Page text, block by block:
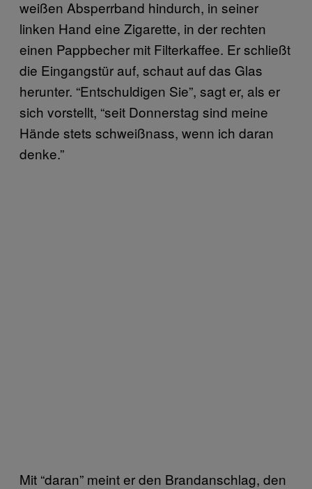
weißen Absperrband hindurch, in seiner
linken Hand eine Zigarette, in der rechten
einen Pappbecher mit Filterkaffee. Er schließt
die Eingangstür auf, schaut auf das Glas
herunter. “Entschuldigen Sie”, sagt er, als er
sich vorstellt, “seit Donnerstag sind meine
Hände stets schweißnass, wenn ich daran
denke.”
Mit “daran” meint er den Brandanschlag, den